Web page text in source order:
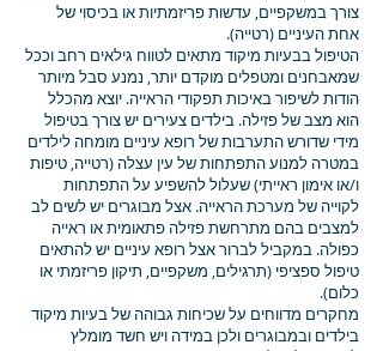
צורך במשקפיים, עדשות פריזמתיות או בכיסוי של
אחת העיניים (רטייה).
הטיפול בבעיות מיקוד מתאים לטווח גילאים רחב וככל
שמאבחנים ומטפלים מוקדם יותר, נמנע סבל מיותר
הודות לשיפור באיכות תפקודי הראייה. יוצא מהכלל
הוא מצב של פזילה. בילדים צעירים יש צורך בטיפול
מידי שדורש התערבות של רופא עיניים מומחה לילדים
במטרה למנוע התפתחות של עין עצלה (רטייה, טיפות
ו/או אימון ראייתי) שעלול להשפיע על התפתחות
לקוייה של מערכת הראייה. אצל מבוגרים יש לשים לב
למצבים בהם מתרחשת פזילה פתאומית או ראייה
כפולה. במקביל לברור אצל רופא עיניים יש להתאים
טיפול ספציפי (תרגילים, משקפיים, תיקון פריזמתי או
כלום).
מחקרים מדווחים על שכיחות גבוהה של בעיות מיקוד
בילדים ובמבוגרים ולכן במידה ויש חשד מומלץ